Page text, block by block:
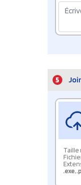
5
Taille
.exe,